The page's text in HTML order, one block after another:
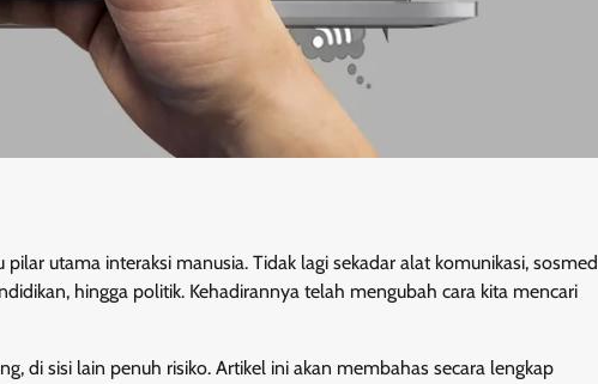
utama interaksi manusia. Tidak lagi sekadar alat komunikasi, sosmed
hingga politik. Kehadirannya telah mengubah cara kita mencari
di sisi lain penuh risiko. Artikel ini akan membahas secara lengkap